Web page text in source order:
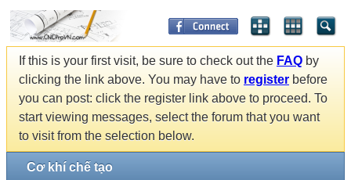
If this is your first visit, be sure to check out the FAQ by
clicking the link above. You may have to register before
you can post: click the register link above to proceed. To
start viewing messages, select the forum that you want
to visit from the selection below.
Cơ khí chế tạo